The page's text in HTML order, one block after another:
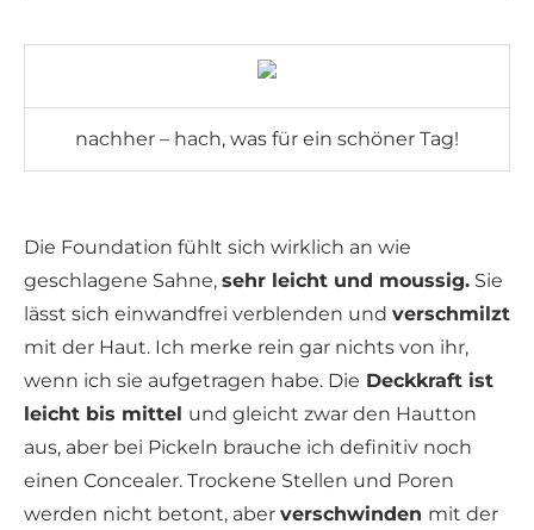
nachher – hach, was für ein schöner Tag!
Die Foundation fühlt sich wirklich an wie
geschlagene Sahne, sehr leicht und moussig. Sie
lässt sich einwandfrei verblenden und verschmilzt
mit der Haut. Ich merke rein gar nichts von ihr,
wenn ich sie aufgetragen habe. Die Deckkraft ist
leicht bis mittel und gleicht zwar den Hautton
aus, aber bei Pickeln brauche ich definitiv noch
einen Concealer. Trockene Stellen und Poren
werden nicht betont, aber verschwinden mit der